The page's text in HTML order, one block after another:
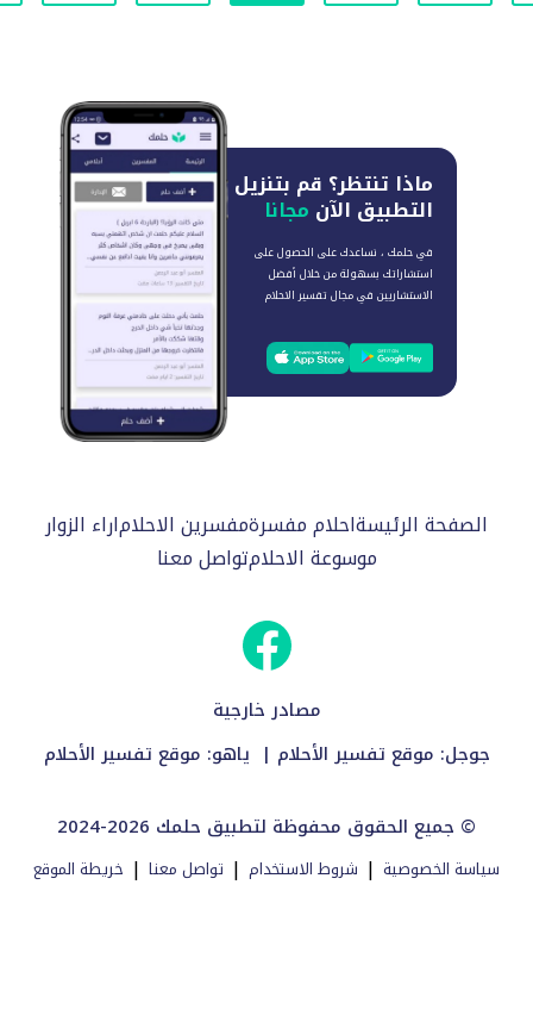
ماذا تنتظر؟ قم بتنزيل
التطبيق الآن مجانا
في حلمك ، نساعدك على الحصول على
استشاراتك بسهولة من خلال أفضل
الاستشاريين في مجال تفسير الاحلام
الصفحة الرئيسةاحلام مفسرةمفسرين الاحلاماراء الزوار
موسوعة الاحلامتواصل معنا
مصادر خارجية
جوجل: موقع تفسير الأحلام | ياهو: موقع تفسير الأحلام
2024-2026 جميع الحقوق محفوظة لتطبيق حلمك ©
سياسة الخصوصية | شروط الاستخدام | تواصل معنا | خريطة الموقع